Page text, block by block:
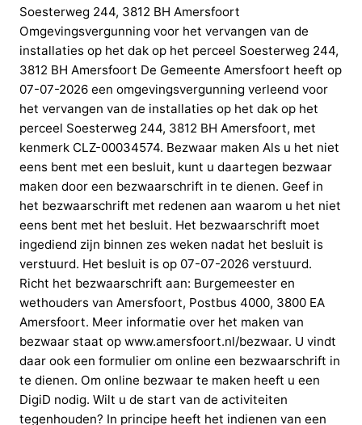
Soesterweg 244, 3812 BH Amersfoort
Omgevingsvergunning voor het vervangen van de
installaties op het dak op het perceel Soesterweg 244,
3812 BH Amersfoort De Gemeente Amersfoort heeft op
07-07-2026 een omgevingsvergunning verleend voor
het vervangen van de installaties op het dak op het
perceel Soesterweg 244, 3812 BH Amersfoort, met
kenmerk CLZ-00034574. Bezwaar maken Als u het niet
eens bent met een besluit, kunt u daartegen bezwaar
maken door een bezwaarschrift in te dienen. Geef in
het bezwaarschrift met redenen aan waarom u het niet
eens bent met het besluit. Het bezwaarschrift moet
ingediend zijn binnen zes weken nadat het besluit is
verstuurd. Het besluit is op 07-07-2026 verstuurd.
Richt het bezwaarschrift aan: Burgemeester en
wethouders van Amersfoort, Postbus 4000, 3800 EA
Amersfoort. Meer informatie over het maken van
bezwaar staat op www.amersfoort.nl/bezwaar. U vindt
daar ook een formulier om online een bezwaarschrift in
te dienen. Om online bezwaar te maken heeft u een
DigiD nodig. Wilt u de start van de activiteiten
tegenhouden? In principe heeft het indienen van een